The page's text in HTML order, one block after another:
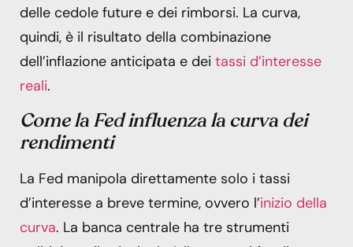
delle cedole future e dei rimborsi. La curva,
quindi, è il risultato della combinazione
dell’inflazione anticipata e dei tassi d’interesse
reali.
Come la Fed influenza la curva dei
rendimenti
La Fed manipola direttamente solo i tassi
d’interesse a breve termine, ovvero l’inizio della
curva. La banca centrale ha tre strumenti